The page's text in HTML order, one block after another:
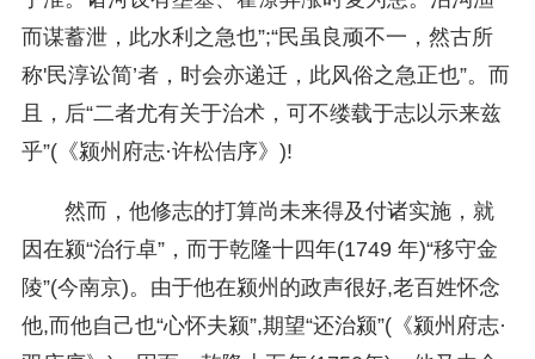
而谋蓄泄，此水利之急也”;“民虽良顽不一，然古所
称'民淳讼简’者，时会亦递迁，此风俗之急正也”。而
且，后“二者尤有关于治术，可不缕载于志以示来兹
乎”(《颍州府志·许松佶序》)!
然而，他修志的打算尚未来得及付诸实施，就
因在颍“治行卓”，而于乾隆十四年(1749 年)“移守金
陵”(今南京)。由于他在颍州的政声很好,老百姓怀念
他,而他自己也“心怀夫颍”,期望“还治颍”(《颍州府志·